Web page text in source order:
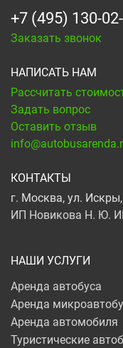
+7 (495) 130-
Заказать звонок
НАПИСАТЬ НАМ
Рассчитать
Задать вопрос
Оставить отзыв
КОНТАКТЫ
г. Москва, ул.
ИП Новикова Н. Ю.
НАШИ УСЛУГИ
Аренда автобуса
Аренда
Аренда автомобиля
Туристические